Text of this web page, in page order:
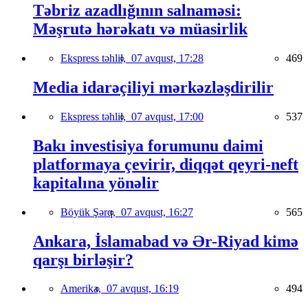
Təbriz azadlığının salnaməsi:
Məşrutə hərəkatı və müasirlik
Ekspress təhlil, 07 avqust, 17:28 469
Media idarəçiliyi mərkəzləşdirilir
Ekspress təhlil, 07 avqust, 17:00 537
Bakı investisiya forumunu daimi
platformaya çevirir, diqqət qeyri-neft
kapitalına yönəlir
Böyük Şərq, 07 avqust, 16:27 565
Ankara, İslamabad və Ər-Riyad kimə
qarşı birləşir?
Amerika, 07 avqust, 16:19 494